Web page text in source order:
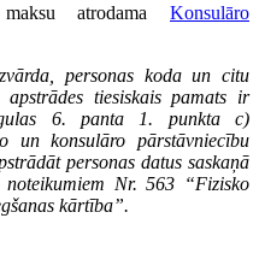
atrodama Konsulāro
personas koda un citu
tiesiskais pamats ir
6. panta 1. punkta c)
un konsulāro pārstāvniecību
personas datus saskaņā
Nr. 563 “Fizisko
kārtība”.